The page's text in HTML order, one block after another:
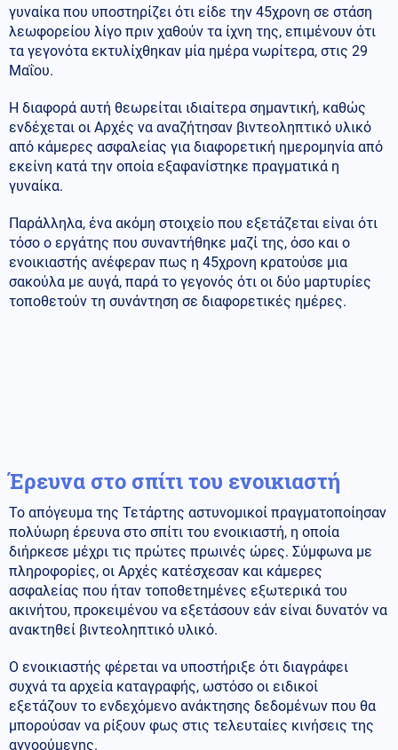
γυναίκα που υποστηρίζει ότι είδε την 45χρονη σε στάση
λεωφορείου λίγο πριν χαθούν τα ίχνη της, επιμένουν ότι
τα γεγονότα εκτυλίχθηκαν μία ημέρα νωρίτερα, στις 29
Μαΐου.
Η διαφορά αυτή θεωρείται ιδιαίτερα σημαντική, καθώς
ενδέχεται οι Αρχές να αναζήτησαν βιντεοληπτικό υλικό
από κάμερες ασφαλείας για διαφορετική ημερομηνία από
εκείνη κατά την οποία εξαφανίστηκε πραγματικά η
γυναίκα.
Παράλληλα, ένα ακόμη στοιχείο που εξετάζεται είναι ότι
τόσο ο εργάτης που συναντήθηκε μαζί της, όσο και ο
ενοικιαστής ανέφεραν πως η 45χρονη κρατούσε μια
σακούλα με αυγά, παρά το γεγονός ότι οι δύο μαρτυρίες
τοποθετούν τη συνάντηση σε διαφορετικές ημέρες.
Έρευνα στο σπίτι του ενοικιαστή
Το απόγευμα της Τετάρτης αστυνομικοί πραγματοποίησαν
πολύωρη έρευνα στο σπίτι του ενοικιαστή, η οποία
διήρκεσε μέχρι τις πρώτες πρωινές ώρες. Σύμφωνα με
πληροφορίες, οι Αρχές κατέσχεσαν και κάμερες
ασφαλείας που ήταν τοποθετημένες εξωτερικά του
ακινήτου, προκειμένου να εξετάσουν εάν είναι δυνατόν να
ανακτηθεί βιντεοληπτικό υλικό.
Ο ενοικιαστής φέρεται να υποστήριξε ότι διαγράφει
συχνά τα αρχεία καταγραφής, ωστόσο οι ειδικοί
εξετάζουν το ενδεχόμενο ανάκτησης δεδομένων που θα
μπορούσαν να ρίξουν φως στις τελευταίες κινήσεις της
αγνοούμενης.